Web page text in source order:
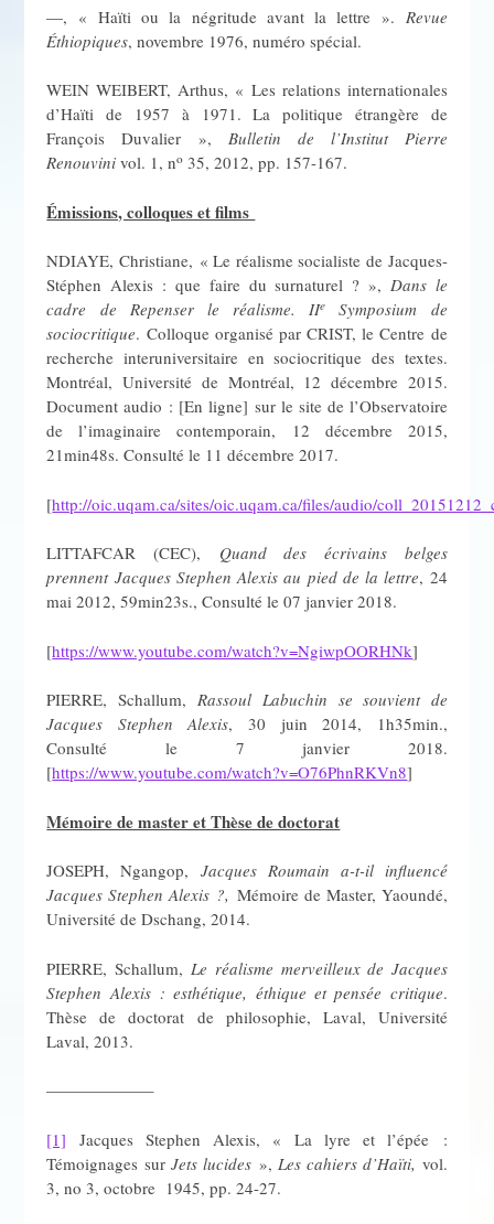
—, « Haïti ou la négritude avant la lettre ». Revue
Éthiopiques, novembre 1976, numéro spécial.
WEIN WEIBERT, Arthus, « Les relations internationales
d’Haïti de 1957 à 1971. La politique étrangère de
François Duvalier », Bulletin de l’Institut Pierre
Renouvini vol. 1, no 35, 2012, pp. 157-167.
Émissions, colloques et films
NDIAYE, Christiane, « Le réalisme socialiste de Jacques-
Stéphen Alexis : que faire du surnaturel ? », Dans le
cadre de Repenser le réalisme. IIe
Symposium de
sociocritique. Colloque organisé par CRIST, le Centre de
recherche interuniversitaire en sociocritique des textes.
Montréal, Université de Montréal, 12 décembre 2015.
Document audio : [En ligne] sur le site de l’Observatoire
de l’imaginaire contemporain, 12 décembre 2015,
21min48s. Consulté le 11 décembre 2017.
[http://oic.uqam.ca/sites/oic.uqam.ca/files/audio/
LITTAFCAR (CEC), Quand des écrivains belges
prennent Jacques Stephen Alexis au pied de la lettre, 24
mai 2012, 59min23s., Consulté le 07 janvier 2018.
[https://www.youtube.com/watch?v=NgiwpOORHNk]
PIERRE, Schallum,Rassoul Labuchin se souvient de
Jacques Stephen Alexis, 30 juin 2014, 1h35min.,
Consulté le 7 janvier 2018.
[https://www.youtube.com/watch?v=O76PhnRKVn8]
Mémoire de master et Thèse de doctorat
JOSEPH, Ngangop, Jacques Roumain a-t-il influencé
Jacques Stephen Alexis ?, Mémoire de Master, Yaoundé,
Université de Dschang, 2014.
PIERRE, Schallum, Le réalisme merveilleux de Jacques
Stephen Alexis : esthétique, éthique et pensée critique.
Thèse de doctorat de philosophie, Laval, Université
Laval, 2013.
——————–
[1] Jacques Stephen Alexis, « La lyre et l’épée :
Témoignages sur Jets lucides », Les cahiers d’Haïti, vol.
3, no 3, octobre 1945, pp. 24-27.